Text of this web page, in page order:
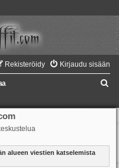
Kirjaudu sisään
Rekisteröidy
alueen viestien katselemista